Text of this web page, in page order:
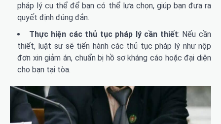
pháp lý cụ thể để bạn có thể lựa chọn, giúp bạn đưa ra
quyết định đúng đắn.
Thực hiện các thủ tục pháp lý cần thiết: Nếu cần
thiết, luật sư sẽ tiến hành các thủ tục pháp lý như nộp
đơn xin giảm án, chuẩn bị hồ sơ kháng cáo hoặc đại diện
cho bạn tại tòa.